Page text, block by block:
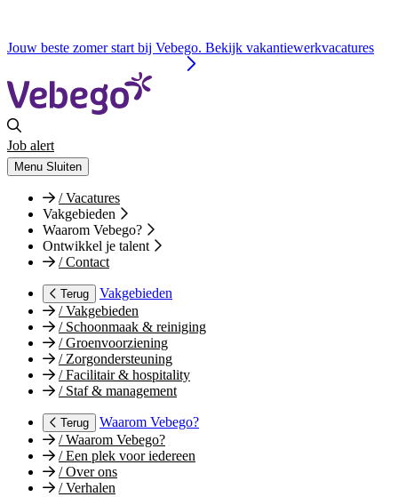
Jouw beste zomer start bij Vebego. Bekijk vakantiewerkvacatures
Job alert
Menu Sluiten
/Vacatures
Vakgebieden
Waarom Vebego?
Ontwikkel je talent
/Contact
Terug
Vakgebieden
/Vakgebieden
/Schoonmaak & reiniging
/Groenvoorziening
/Zorgondersteuning
/Facilitair & hospitality
/Staf & management
Terug
Waarom Vebego?
/Waarom Vebego?
/Een plek voor iedereen
/Over ons
/Verhalen